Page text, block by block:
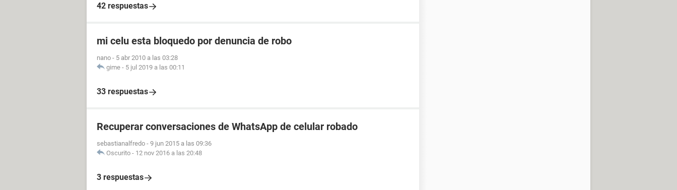
42 respuestas
mi celu esta bloquedo por denuncia de robo
nano - 5 abr 2010 a las 03:28
gime - 5 jul 2019 a las 00:11
33 respuestas
Recuperar conversaciones de WhatsApp de celular robado
sebastianalfredo - 9 jun 2015 a las 09:36
Oscurito - 12 nov 2016 a las 20:48
3 respuestas